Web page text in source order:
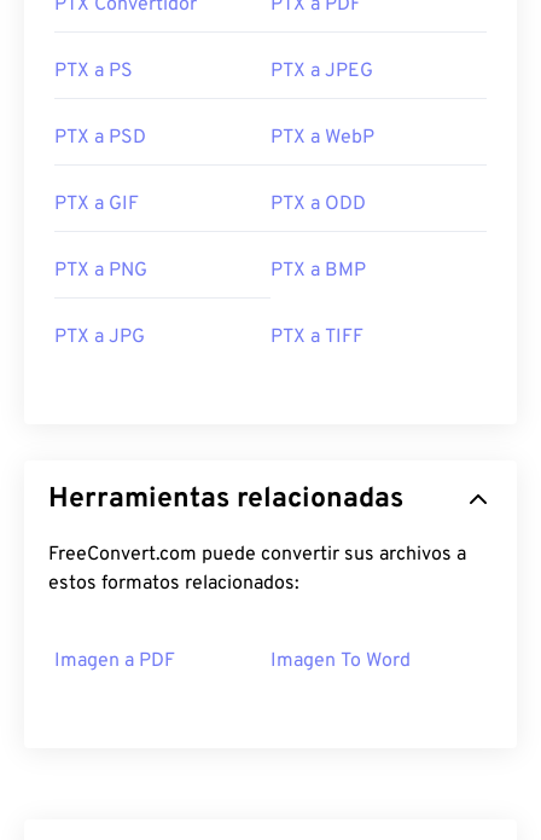
PTX Convertidor PTX a PDF
PTX a PS PTX a JPEG
PTX a PSD PTX a WebP
PTX a GIF PTX a ODD
PTX a PNG PTX a BMP
PTX a JPG PTX a TIFF
Herramientas relacionadas
FreeConvert.com puede convertir sus archivos a
estos formatos relacionados:
Imagen a PDF Imagen To Word